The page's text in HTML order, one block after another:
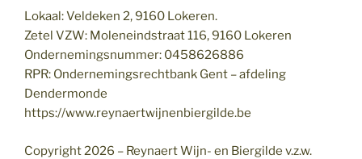
Lokaal: Veldeken 2, 9160 Lokeren.
Zetel VZW: Moleneindstraat 116, 9160 Lokeren
Ondernemingsnummer: 0458626886
RPR: Ondernemingsrechtbank Gent – afdeling
Dendermonde
https://www.reynaertwijnenbiergilde.be
Copyright 2026 – Reynaert Wijn- en Biergilde v.z.w.